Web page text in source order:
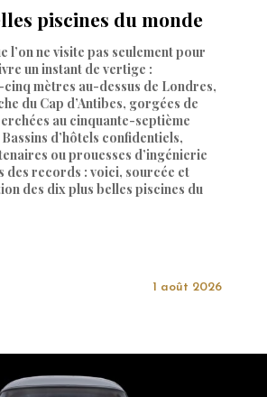
piscines du monde
l’on ne visite pas seulement pour
un instant de vertige :
mètres au-dessus de Londres,
du Cap d’Antibes, gorgées de
au cinquante-septième
d’hôtels confidentiels,
ou prouesses d’ingénierie
des records : voici, sourcée et
des dix plus belles piscines du
1 août 2026